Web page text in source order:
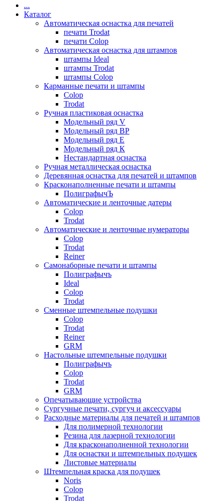
...
Каталог
Автоматическая оснастка для печатей
печати Trodat
печати Colop
Автоматическая оснастка для штампов
штампы Ideal
штампы Trodat
штампы Colop
Карманные печати и штампы
Colop
Trodat
Ручная пластиковая оснастка
Модельный ряд V
Модельный ряд ВР
Модельный ряд Е
Модельный ряд К
Нестандартная оснастка
Ручная металлическая оснастка
Деревянная оснастка для печатей и штампов
Красконаполненные печати и штампы
ПолиграфычЪ
Автоматические и ленточные датеры
Colop
Trodat
Автоматические и ленточные нумераторы
Colop
Trodat
Reiner
Самонаборные печати и штампы
Полиграфычъ
Ideal
Colop
Trodat
Сменные штемпельные подушки
Colop
Trodat
Reiner
GRM
Настольные штемпельные подушки
Полиграфычъ
Colop
Trodat
GRM
Опечатывающие устройства
Сургучные печати, сургуч и аксессуары
Расходные материалы для печатей и штампов
Для полимерной технологии
Резина для лазерной технологии
Для красконаполненной технологии
Для оснастки и штемпельных подушек
Листовые материалы
Штемпельная краска для подушек
Noris
Colop
Trodat